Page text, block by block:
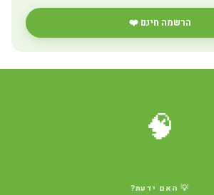
הרשמה חינם ❤️
🧠
💡 האם ידעת?